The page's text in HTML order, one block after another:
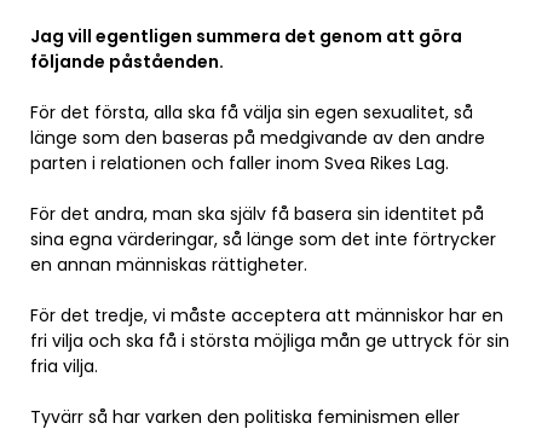
Jag vill egentligen summera det genom att göra
följande påståenden.
För det första, alla ska få välja sin egen sexualitet, så
länge som den baseras på medgivande av den andre
parten i relationen och faller inom Svea Rikes Lag.
För det andra, man ska själv få basera sin identitet på
sina egna värderingar, så länge som det inte förtrycker
en annan människas rättigheter.
För det tredje, vi måste acceptera att människor har en
fri vilja och ska få i största möjliga mån ge uttryck för sin
fria vilja.
Tyvärr så har varken den politiska feminismen eller